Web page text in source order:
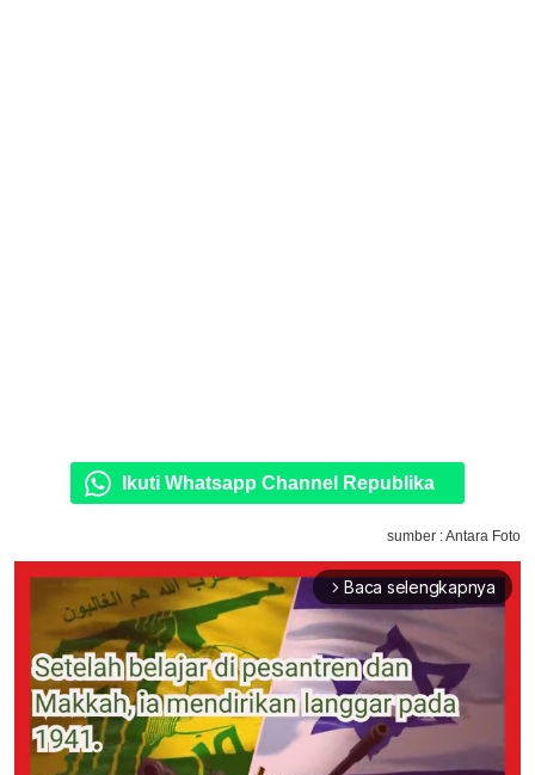
Ikuti Whatsapp Channel Republika
sumber : Antara Foto
arrow_forward_ios Baca selengkapnya